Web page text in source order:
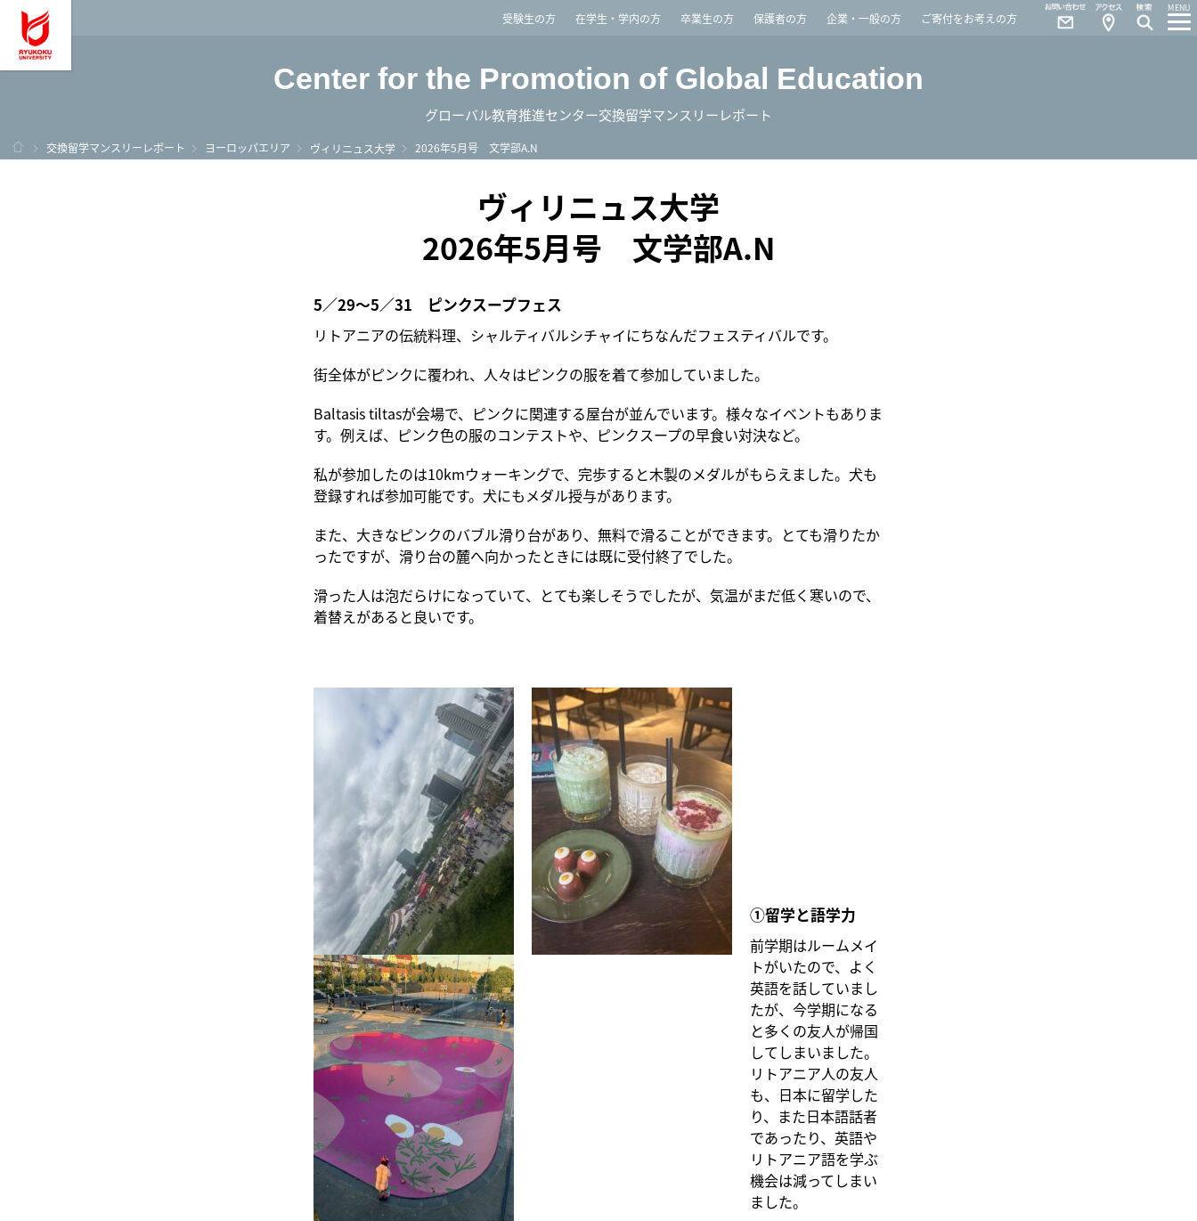
龍谷大学 You, Unlimited受験生の方 在学生・学内の方 卒業生の方 保護者の方 企業・一般の方 ご寄付をお考えの方
MENU
Access
Contact
Center for the Promotion of Global Education
グローバル教育推進センター交換留学マンスリーレポート
ホーム
交換留学マンスリーレポート ヨーロッパエリア ヴィリニュス大学 2026年5月号 文学部A.N
ヴィリニュス大学
2026年5月号 文学部A.N
5／29～5／31 ピンクスープフェス
リトアニアの伝統料理、シャルティバルシチャイにちなんだフェスティバルです。
街全体がピンクに覆われ、人々はピンクの服を着て参加していました。
Baltasis tiltasが会場で、ピンクに関連する屋台が並んでいます。様々なイベントもありま
す。例えば、ピンク色の服のコンテストや、ピンクスープの早食い対決など。
私が参加したのは10kmウォーキングで、完歩すると木製のメダルがもらえました。犬も
登録すれば参加可能です。犬にもメダル授与があります。
また、大きなピンクのバブル滑り台があり、無料で滑ることができます。とても滑りたか
ったですが、滑り台の麓へ向かったときには既に受付終了でした。
滑った人は泡だらけになっていて、とても楽しそうでしたが、気温がまだ低く寒いので、
着替えがあると良いです。
①留学と語学力
前学期はルームメイ
トがいたので、よく
英語を話していまし
たが、今学期になる
と多くの友人が帰国
してしまいました。
リトアニア人の友人
も、日本に留学した
り、また日本語話者
であったり、英語や
リトアニア語を学ぶ
機会は減ってしまい
ました。